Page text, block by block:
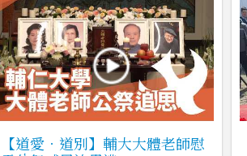
【道愛．道別】輔大大體老師慰